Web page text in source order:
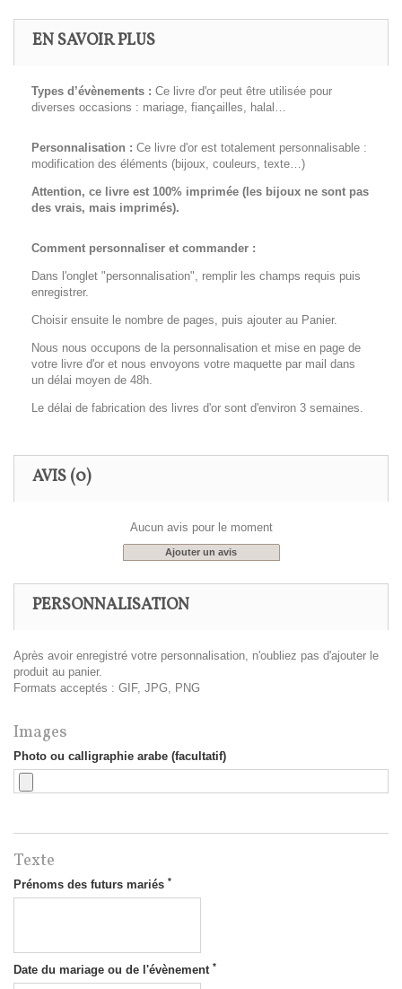
EN SAVOIR PLUS
Types d’évènements : Ce livre d'or peut être utilisée pour
diverses occasions : mariage, fiançailles, halal…
Personnalisation : Ce livre d'or est totalement personnalisable :
modification des éléments (bijoux, couleurs, texte…)
Attention, ce livre est 100% imprimée (les bijoux ne sont pas
des vrais, mais imprimés).
Comment personnaliser et commander :
Dans l'onglet "personnalisation", remplir les champs requis puis
enregistrer.
Choisir ensuite le nombre de pages, puis ajouter au Panier.
Nous nous occupons de la personnalisation et mise en page de
votre livre d'or et nous envoyons votre maquette par mail dans
un délai moyen de 48h.
Le délai de fabrication des livres d'or sont d'environ 3 semaines.
AVIS (0)
Aucun avis pour le moment
Ajouter un avis
PERSONNALISATION
Après avoir enregistré votre personnalisation, n'oubliez pas d'ajouter le
produit au panier.
Formats acceptés : GIF, JPG, PNG
Images
Photo ou calligraphie arabe (facultatif)
Texte
Prénoms des futurs mariés *
Date du mariage ou de l'évènement *